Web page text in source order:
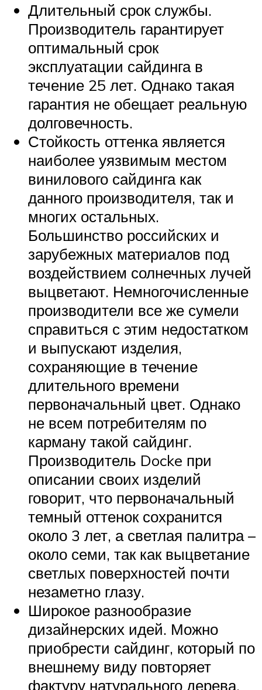
Длительный срок службы.
Производитель гарантирует
оптимальный срок
эксплуатации сайдинга в
течение 25 лет. Однако такая
гарантия не обещает реальную
долговечность.
Стойкость оттенка является
наиболее уязвимым местом
винилового сайдинга как
данного производителя, так и
многих остальных.
Большинство российских и
зарубежных материалов под
воздействием солнечных лучей
выцветают. Немногочисленные
производители все же сумели
справиться с этим недостатком
и выпускают изделия,
сохраняющие в течение
длительного времени
первоначальный цвет. Однако
не всем потребителям по
карману такой сайдинг.
Производитель Docke при
описании своих изделий
говорит, что первоначальный
темный оттенок сохранится
около 3 лет, а светлая палитра –
около семи, так как выцветание
светлых поверхностей почти
незаметно глазу.
Широкое разнообразие
дизайнерских идей. Можно
приобрести сайдинг, который по
внешнему виду повторяет
фактуру натурального дерева,